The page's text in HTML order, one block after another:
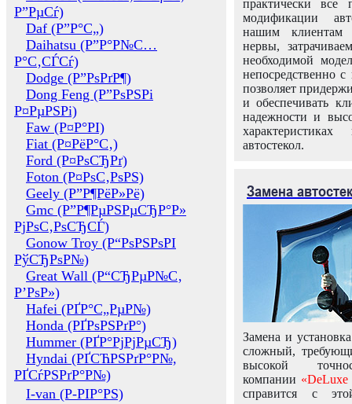
Р”РµСѓ)
Daf (Р”Р°С„)
Daihatsu (Р”Р°Р№С…
Р°С‚СЃСѓ)
Dodge (Р”РѕРґР¶)
Dong Feng (Р”РѕРЅРі
Р¤РµРЅРі)
Faw (Р¤Р°РІ)
Fiat (Р¤РёР°С‚)
Ford (Р¤РѕСЂРґ)
Foton (Р¤РѕС‚РѕРЅ)
Geely (Р”Р¶РёР»Рё)
Gmc (Р”Р¶РµРЅРµСЂР°Р»
РјРѕС‚РѕСЂСЃ)
Gonow Troy (Р“РѕРЅРѕРІ
РўСЂРѕР№)
Great Wall (Р“СЂРµР№С‚
Р’РѕР»)
Hafei (РҐР°С„РµР№)
Honda (РҐРѕРЅРґР°)
Hummer (РҐР°РјРјРµСЂ)
Hyndai (РҐСЋРЅРґР°Р№,
РҐСѓРЅРґР°Р№)
I-van (Р-РІР°РЅ)
практически все
модификации
нашим клиентам
нервы,
необходимой
непосредственно
позволяет
и обеспечивать
надежности и
автостекол.
Замена
Замена и
сложный,
высокой
компании «DeLuxe
справится с